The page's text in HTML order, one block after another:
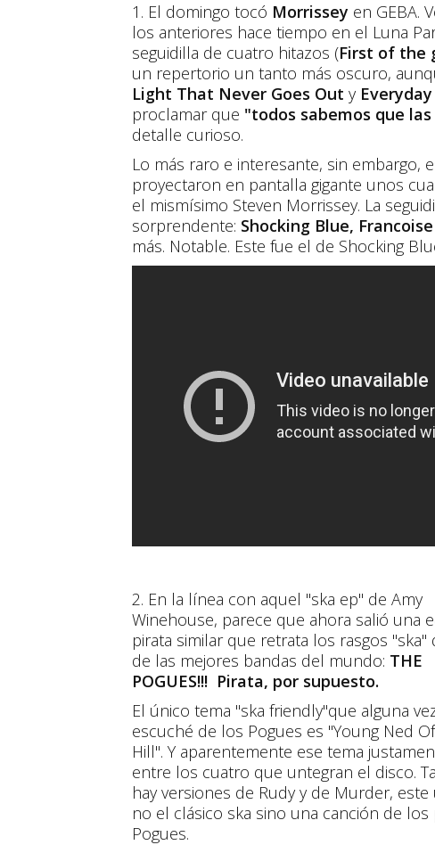
1. El domingo tocó Morrissey en GEBA.
los anteriores hace tiempo en el Luna
seguidilla de cuatro hitazos (First of the
un repertorio un tanto más oscuro,
Light That Never Goes Out y
proclamar que "todos sabemos que
detalle curioso.
Lo más raro e interesante, sin embargo,
proyectaron en pantalla gigante unos
el mismísimo Steven Morrissey. La
sorprendente: Shocking Blue,
más. Notable. Este fue el de Shocking
2. En la línea con aquel "ska ep" de Amy
Winehouse, parece que ahora salió una
pirata similar que retrata los rasgos "ska"
de las mejores bandas del mundo: THE
POGUES!!! Pirata, por supuesto.
El único tema "ska friendly"que alguna
escuché de los Pogues es "Young Ned
Hill". Y aparentemente ese tema
entre los cuatro que untegran el disco.
hay versiones de Rudy y de Murder,
no el clásico ska sino una canción de los
Pogues.